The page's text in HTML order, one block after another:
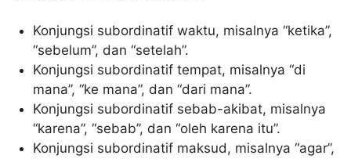
Konjungsi subordinatif waktu, misalnya “ketika”,
“sebelum”, dan “setelah”.
Konjungsi subordinatif tempat, misalnya “di
mana”, “ke mana”, dan “dari mana”.
Konjungsi subordinatif sebab-akibat, misalnya
“karena”, “sebab”, dan “oleh karena itu”.
Konjungsi subordinatif maksud, misalnya “agar”,